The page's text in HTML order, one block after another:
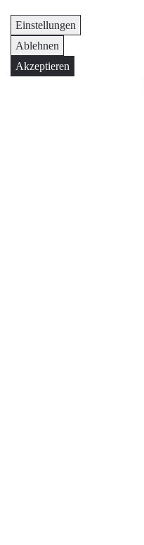
Einstellungen
Ablehnen
Akzeptieren